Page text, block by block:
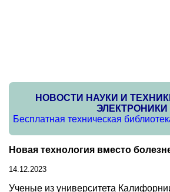
НОВОСТИ НАУКИ И
ЭЛЕКТРОНИКИ
Бесплатная техническая
Новая технология вместо
14.12.2023
Ученые из университета